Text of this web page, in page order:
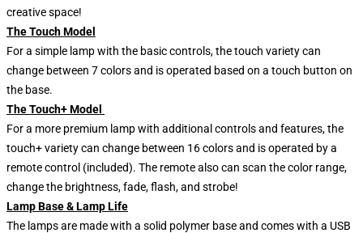
creative space!
The Touch Model
For a simple lamp with the basic controls, the touch variety can
change between 7 colors and is operated based on a touch button on
the base.
The Touch+ Model
For a more premium lamp with additional controls and features, the
touch+ variety can change between 16 colors and is operated by a
remote control (included). The remote also can scan the color range,
change the brightness, fade, flash, and strobe!
Lamp Base & Lamp Life
The lamps are made with a solid polymer base and comes with a USB